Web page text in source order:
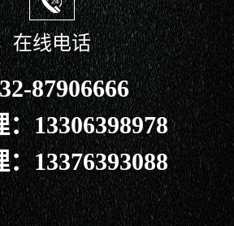
在线电话
87906666
13306398978
13376393088